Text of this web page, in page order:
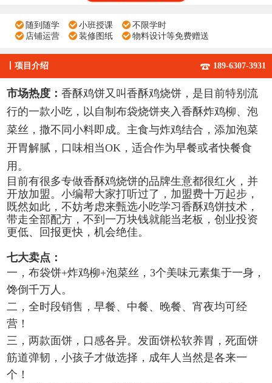
随到随学 小班授课
不限学时
店铺运营
装修图纸 物料设计等免费赠送
项目介绍 189-6307-3931
市场热度：香酥鸡饼又叫香酥鸡烧饼，是目前特别流
行的一款小吃，以自制布袋烧饼夹入香酥炸鸡柳、泡
菜丝，撒不同小料即成。主食与炸鸡结合，添加泡菜
开胃解腻，口味相当OK，适合作为早餐或者快餐食
用。
目前有很多专做香酥鸡烧饼的品牌生意都很红火，并
开放加盟。小编帮大家打听过了，加盟费十万起步，
既然如此，不妨考虑来甄选小吃学习香酥鸡饼技术，
带走全部配方，不到一万块钱就能当老板，创业投资
更低、回报更快，机会绝佳。
七大卖点：
一，布袋饼+炸鸡柳+泡菜丝，3个美味元素集于一身，
馋倒千万人。
二，全时段销售，早餐、中餐、晚餐、宵夜均可经
营！
三，两款面饼，口感各异。发面饼松软养胃，死面饼
筋道弹韧，小孩子才做选择，成年人当然是各来一
个！